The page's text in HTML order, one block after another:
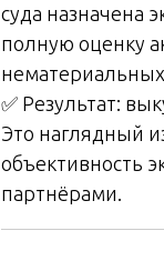
суда назначена
полную оценку
нематериальных
✅ Результат:
Это наглядный
объективность
партнёрами.